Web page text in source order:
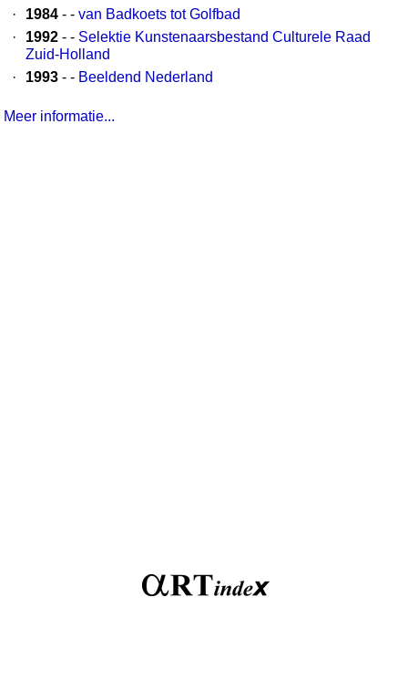
·
1984 - - van Badkoets tot Golfbad
·
1992 - - Selektie Kunstenaarsbestand Culturele Raad
Zuid-Holland
·
1993 - - Beeldend Nederland
Meer informatie...